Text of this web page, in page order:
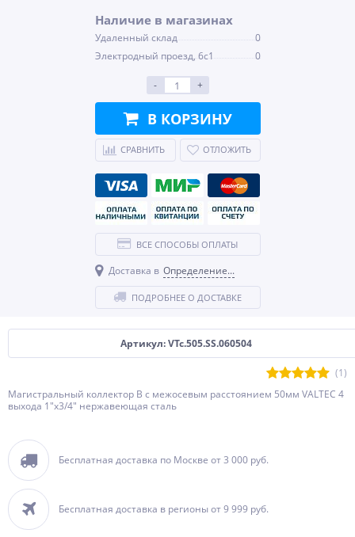
Артикул: VTc.505.SS.060504
(1)
Магистральный коллектор В с межосевым расстоянием 50мм VALTEC 4
выхода 1"х3/4" нержавеющая сталь
Бесплатная доставка по Москве от 3 000 руб.
Бесплатная доставка в регионы от 9 999 руб.
Наличие в магазинах
Удаленный склад
0
Электродный проезд, 6с1
0
- +
В КОРЗИНУ
СРАВНИТЬ ОТЛОЖИТЬ
ВСЕ СПОСОБЫ ОПЛАТЫ
Доставка в Определение...
ПОДРОБНЕЕ О ДОСТАВКЕ